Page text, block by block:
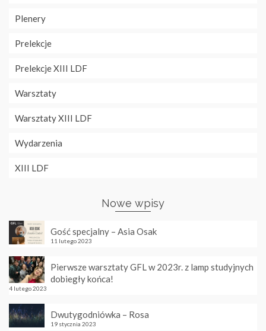
Plenery
Prelekcje
Prelekcje XIII LDF
Warsztaty
Warsztaty XIII LDF
Wydarzenia
XIII LDF
Nowe wpisy
Gość specjalny – Asia Osak
11 lutego 2023
Pierwsze warsztaty GFL w 2023r. z lamp studyjnych
dobiegły końca!
4 lutego 2023
Dwutygodniówka – Rosa
19 stycznia 2023